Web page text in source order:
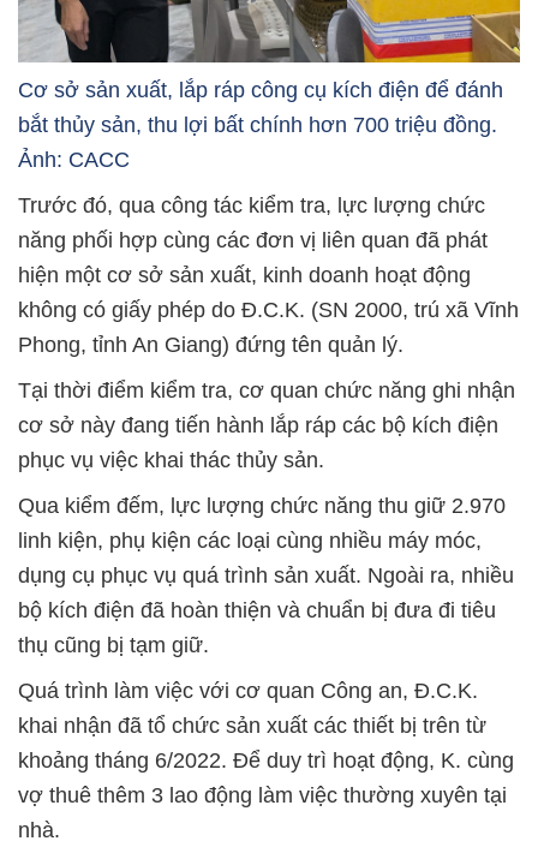
Cơ sở sản xuất, lắp ráp công cụ kích điện để đánh
bắt thủy sản, thu lợi bất chính hơn 700 triệu đồng.
Ảnh: CACC
Trước đó, qua công tác kiểm tra, lực lượng chức
năng phối hợp cùng các đơn vị liên quan đã phát
hiện một cơ sở sản xuất, kinh doanh hoạt động
không có giấy phép do Đ.C.K. (SN 2000, trú xã Vĩnh
Phong, tỉnh An Giang) đứng tên quản lý.
Tại thời điểm kiểm tra, cơ quan chức năng ghi nhận
cơ sở này đang tiến hành lắp ráp các bộ kích điện
phục vụ việc khai thác thủy sản.
Qua kiểm đếm, lực lượng chức năng thu giữ 2.970
linh kiện, phụ kiện các loại cùng nhiều máy móc,
dụng cụ phục vụ quá trình sản xuất. Ngoài ra, nhiều
bộ kích điện đã hoàn thiện và chuẩn bị đưa đi tiêu
thụ cũng bị tạm giữ.
Quá trình làm việc với cơ quan Công an, Đ.C.K.
khai nhận đã tổ chức sản xuất các thiết bị trên từ
khoảng tháng 6/2022. Để duy trì hoạt động, K. cùng
vợ thuê thêm 3 lao động làm việc thường xuyên tại
nhà.